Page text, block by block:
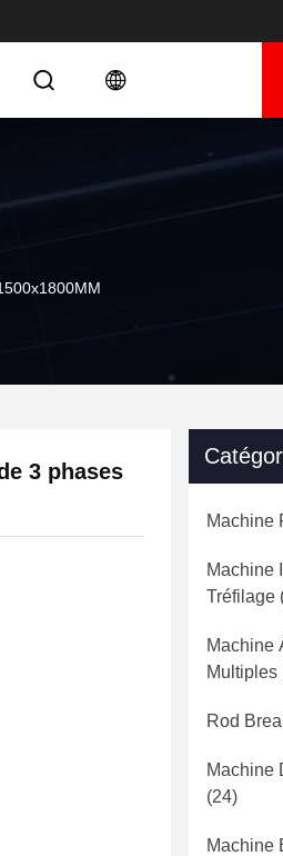
3 phases
Machine
Machine
Tréfilage
Machine
Multiples
Rod
Machine
(24)
Machine